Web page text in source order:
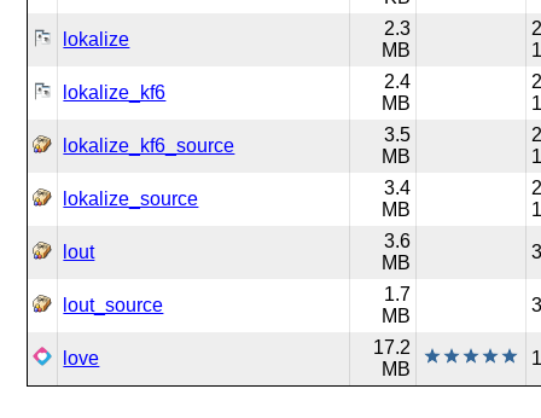
lokalize
2.3
MB
lokalize_kf6
2.4
MB
lokalize_kf6_source
3.5
MB
lokalize_source
3.4
MB
lout
3.6
MB
lout_source
1.7
MB
love
17.2
MB